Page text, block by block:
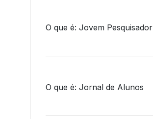
O que é: Jovem Pesquisador
O que é: Jornal de Alunos